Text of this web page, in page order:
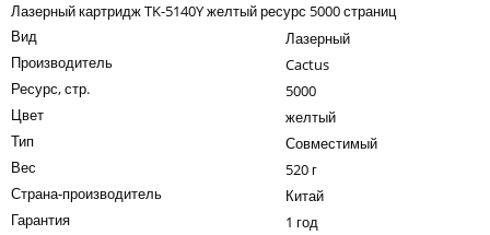
Lexmark
OKI
Panasonic
Sharp
Лазерный картридж TK-5140Y желтый ресурс 5000 страниц
Вид
Лазерный
Производитель
Cactus
Ресурс, стр.
5000
Цвет
желтый
Тип
Совместимый
Вес
520 г
Страна-производитель
Китай
Гарантия
1 год